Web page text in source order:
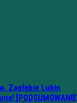
Zagłębie Lubin